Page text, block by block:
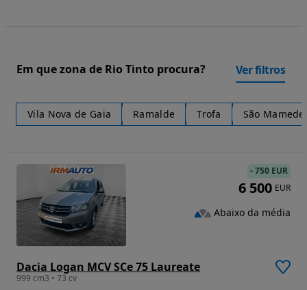
Em que zona de Rio Tinto procura? Ver filtros
Vila Nova de Gaia Ramalde Trofa São
Dacia Logan MCV SCe 75 Laureate
999 cm3 • 73 cv
-750 EUR
6 500 EUR
Abaixo da média